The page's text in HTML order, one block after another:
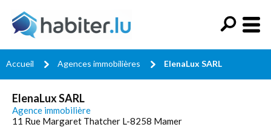
Accueil Agences immobilières ElenaLux SARL
ElenaLux SARL
Agence immobilière
11 Rue Margaret Thatcher L-8258 Mamer